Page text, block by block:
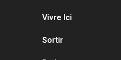
Vivre Ici
Sortir